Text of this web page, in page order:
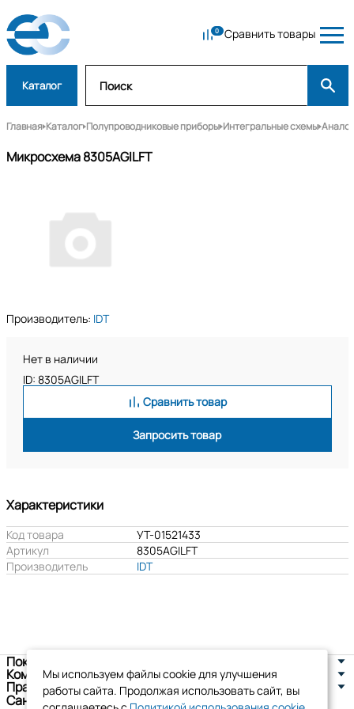
Сравнить товары
Каталог
Главная Каталог Полупроводниковые приборы Интегральные схемы
Микросхема 8305AGILFT
Производитель: IDT
Нет в наличии
ID: 8305AGILFT
Сравнить товар
Запросить товар
Характеристики
Код товара
УТ-01521433
Артикул
8305AGILFT
Производитель
IDT
Покупателям
Компания
Правовая информация
Санкт-Петербург, ул. Новоселов д. 8
Мы используем файлы cookie для улучшения
работы сайта. Продолжая использовать сайт, вы